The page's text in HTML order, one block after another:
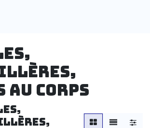
au corps